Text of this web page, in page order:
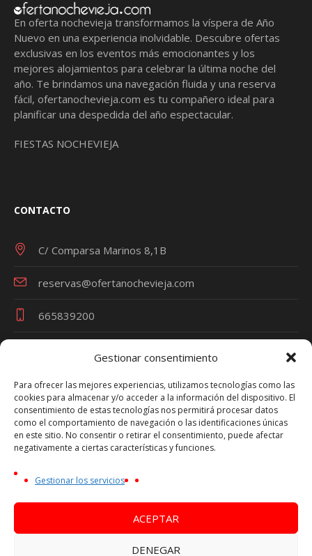
Gestionar consentimiento
Para ofrecer las mejores experiencias, utilizamos tecnologías como las
cookies para almacenar y/o acceder a la información del dispositivo. El
consentimiento de estas tecnologías nos permitirá procesar datos
como el comportamiento de navegación o las identificaciones únicas
en este sitio. No consentir o retirar el consentimiento, puede afectar
negativamente a ciertas características y funciones.
Gestionar los servicios
ACEPTAR
DENEGAR
En oferta nochevieja transformamos la víspera de Año
Nuevo en una experiencia inolvidable. Descubre ofertas
exclusivas en los eventos más emocionantes y los
mejores alojamientos para celebrar la última noche del
año. Te brindamos una navegación fluida y una reserva
fácil,ofertanochevieja.com es tu compañero ideal para
planificar una despedida del año espectacular.
FIESTAS NOCHEVIEJA
CONTACTO
C/ Comparsa Marinos 8,1B
reservas@ofertanochevieja.com
665839200
Términos y Condiciones
Política de Privacidad
Política de Cookies
Aviso Legal
PARTY - Nº Licencia Turística CV-m1692A
NIF Persona Física - 44753270P